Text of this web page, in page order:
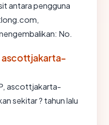
antara pengguna
No.
ascottjakarta-
ascottjakarta-
sekitar ? tahun lalu